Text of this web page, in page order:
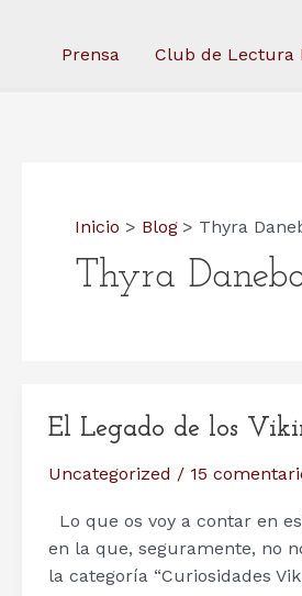
Prensa Club de Lectura
Inicio Blog Thyra
Thyra
El Legado de los
Uncategorized / 15
Lo que os voy a contar en
en la que, seguramente, no
la categoría “Curiosidades